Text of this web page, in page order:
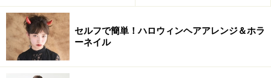
セルフで簡単！ハロウィンヘアアレンジ＆ホラ
ーネイル